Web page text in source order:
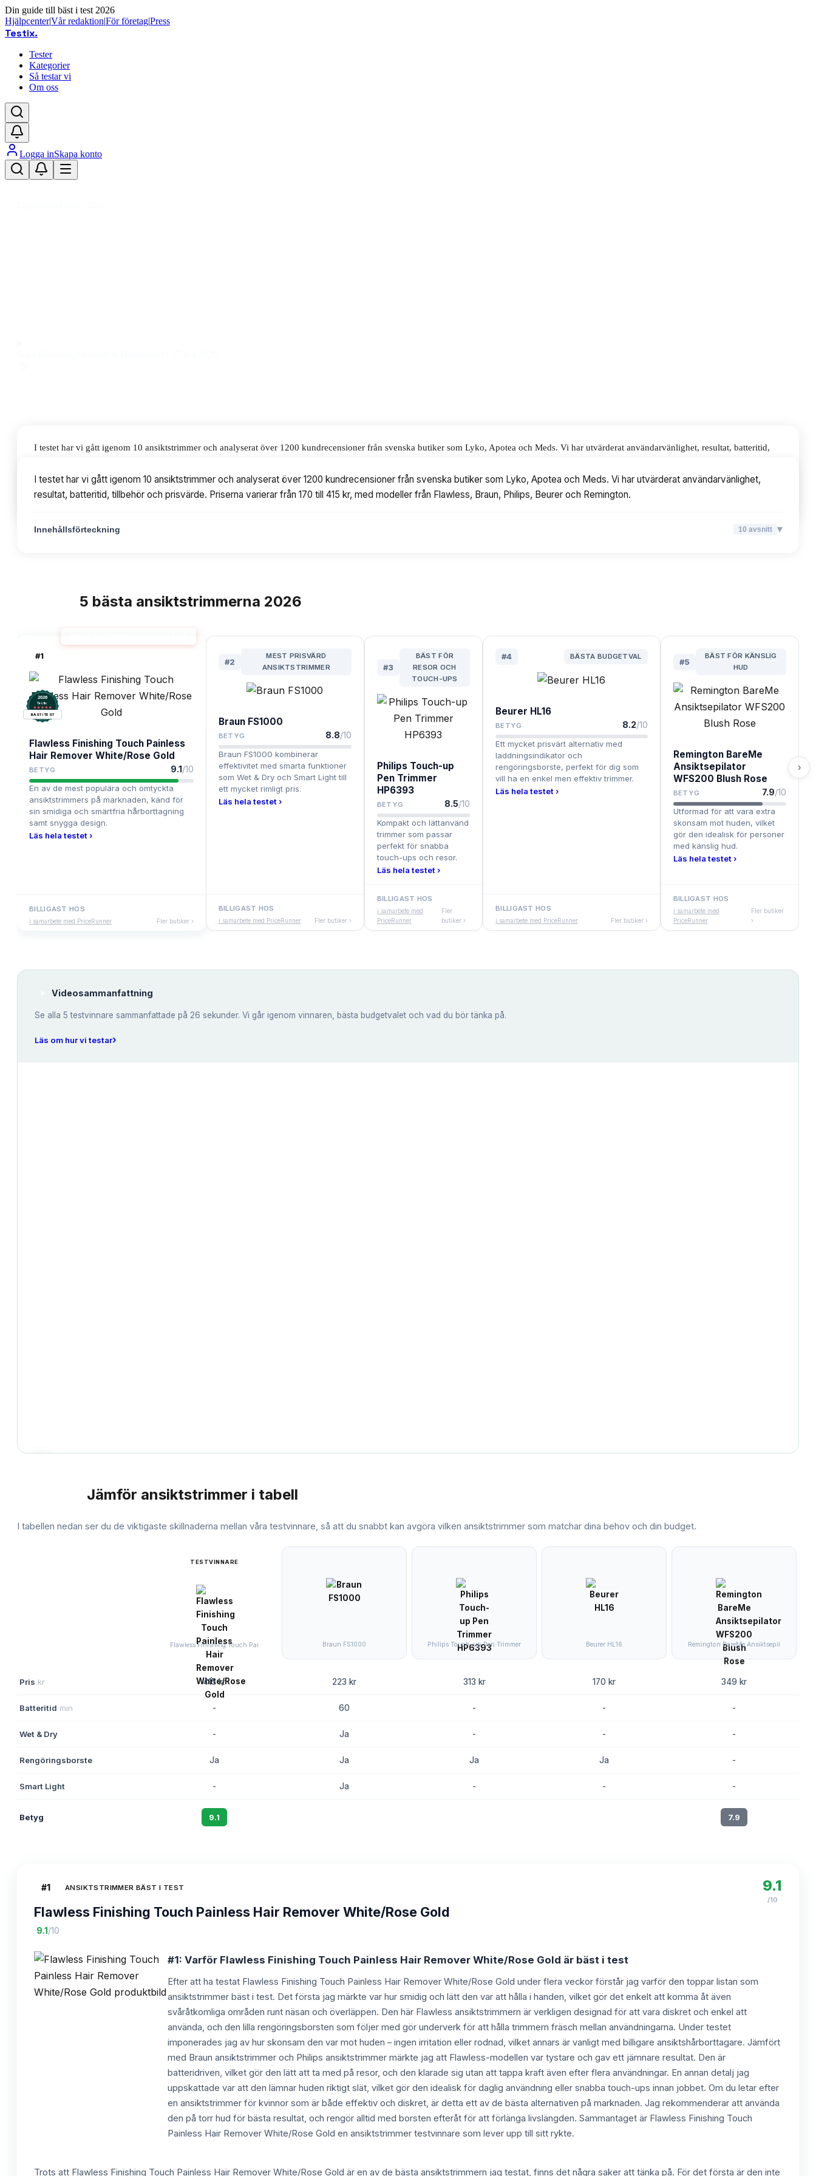
Din guide till bäst i test 2026
Hjälpcenter|Vår redaktion|För företag|Press
Testix.
Tester
Kategorier
Så testar vi
Om oss
Logga inSkapa konto
I testet har vi gått igenom 10 ansiktstrimmer och analyserat över 1200 kundrecensioner från svenska butiker som Lyko, Apotea och Meds. Vi har utvärderat användarvänlighet, resultat, batteritid,
Innehållsförteckning
I testet har vi gått igenom 10 ansiktstrimmer och analyserat över 1200 kundrecensioner från svenska butiker som Lyko, Apotea och Meds. Vi har utvärderat användarvänlighet,
resultat, batteritid, tillbehör och prisvärde. Priserna varierar från 170 till 415 kr, med modeller från Flawless, Braun, Philips, Beurer och Remington.
Innehållsförteckning 10 avsnitt ▾
5 bästa ansiktstrimmerna 2026
#1
2026
Testix.
BÄST I TEST
Flawless Finishing Touch Painless
Hair Remover White/Rose Gold
BETYG 9.1/10
En av de mest populära och omtyckta
ansiktstrimmers på marknaden, känd för
sin smidiga och smärtfria hårborttagning
samt snygga design.
Läs hela testet ›
BILLIGAST HOS
i samarbete med PriceRunner Fler butiker ›
#2
MEST PRISVÄRD
ANSIKTSTRIMMER
Braun FS1000
BETYG 8.8/10
Braun FS1000 kombinerar
effektivitet med smarta funktioner
som Wet & Dry och Smart Light till
ett mycket rimligt pris.
Läs hela testet ›
BILLIGAST HOS
i samarbete med PriceRunner Fler butiker ›
#3
BÄST FÖR
RESOR OCH
TOUCH-UPS
Philips Touch-up
Pen Trimmer
HP6393
BETYG 8.5/10
Kompakt och lättanvänd
trimmer som passar
perfekt för snabba
touch-ups och resor.
Läs hela testet ›
BILLIGAST HOS
i samarbete med
PriceRunner
Fler
butiker ›
#4 BÄSTA BUDGETVAL
Beurer HL16
BETYG 8.2/10
Ett mycket prisvärt alternativ med
laddningsindikator och
rengöringsborste, perfekt för dig som
vill ha en enkel men effektiv trimmer.
Läs hela testet ›
BILLIGAST HOS
i samarbete med PriceRunner Fler butiker ›
#5
BÄST FÖR KÄNSLIG
HUD
Remington BareMe
Ansiktsepilator
WFS200 Blush Rose
BETYG 7.9/10
Utformad för att vara extra
skonsam mot huden, vilket
gör den idealisk för personer
med känslig hud.
Läs hela testet ›
BILLIGAST HOS
i samarbete med
PriceRunner
Fler butiker
›
›
Videosammanfattning
Se alla 5 testvinnare sammanfattade på 26 sekunder. Vi går igenom vinnaren, bästa budgetvalet och vad du bör tänka på.
Läs om hur vi testar›
Jämför ansiktstrimmer i tabell
I tabellen nedan ser du de viktigaste skillnaderna mellan våra testvinnare, så att du snabbt kan avgöra vilken ansiktstrimmer som matchar dina behov och din budget.
TESTVINNARE
Flawless Finishing Touch Pai Braun FS1000 Philips Touch-up Pen Trimmer Beurer HL16 Remington BareMe Ansiktsepil
Pris kr 415 kr 223 kr 313 kr 170 kr 349 kr
Batteritid min - 60 - - -
Wet & Dry - Ja - - -
Rengöringsborste Ja Ja Ja Ja -
Smart Light - Ja - - -
Betyg 9.1 7.9
#1 ANSIKTSTRIMMER BÄST I TEST
Flawless Finishing Touch Painless Hair Remover White/Rose Gold
·9.1 /10
9.1
/10
#1: Varför Flawless Finishing Touch Painless Hair Remover White/Rose Gold är bäst i test
Efter att ha testat Flawless Finishing Touch Painless Hair Remover White/Rose Gold under flera veckor förstår jag varför den toppar listan som
ansiktstrimmer bäst i test. Det första jag märkte var hur smidig och lätt den var att hålla i handen, vilket gör det enkelt att komma åt även
svåråtkomliga områden runt näsan och överläppen. Den här Flawless ansiktstrimmern är verkligen designad för att vara diskret och enkel att
använda, och den lilla rengöringsborsten som följer med gör underverk för att hålla trimmern fräsch mellan användningarna. Under testet
imponerades jag av hur skonsam den var mot huden – ingen irritation eller rodnad, vilket annars är vanligt med billigare ansiktshårborttagare. Jämfört
med Braun ansiktstrimmer och Philips ansiktstrimmer märkte jag att Flawless-modellen var tystare och gav ett jämnare resultat. Den är
batteridriven, vilket gör den lätt att ta med på resor, och den klarade sig utan att tappa kraft även efter flera användningar. En annan detalj jag
uppskattade var att den lämnar huden riktigt slät, vilket gör den idealisk för daglig användning eller snabba touch-ups innan jobbet. Om du letar efter
en ansiktstrimmer för kvinnor som är både effektiv och diskret, är detta ett av de bästa alternativen på marknaden. Jag rekommenderar att använda
den på torr hud för bästa resultat, och rengör alltid med borsten efteråt för att förlänga livslängden. Sammantaget är Flawless Finishing Touch
Painless Hair Remover White/Rose Gold en ansiktstrimmer testvinnare som lever upp till sitt rykte.
Trots att Flawless Finishing Touch Painless Hair Remover White/Rose Gold är en av de bästa ansiktstrimmern jag testat, finns det några saker att tänka på. För det första är den inte